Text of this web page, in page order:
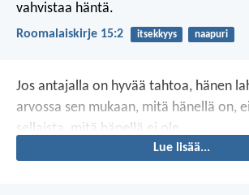
vahvistaa häntä.
Roomalaiskirje 15:2 itsekkyys naapuri
Jos antajalla on hyvää tahtoa, hänen
arvossa sen mukaan, mitä hänellä on,
sellaista, mitä hänellä ei ole.
Lue lisää...